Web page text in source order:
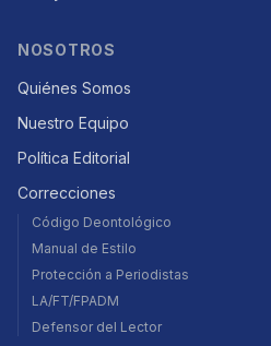
NOSOTROS
Quiénes Somos
Nuestro Equipo
Política Editorial
Correcciones
Código Deontológico
Manual de Estilo
Protección a Periodistas
LA/FT/FPADM
Defensor del Lector